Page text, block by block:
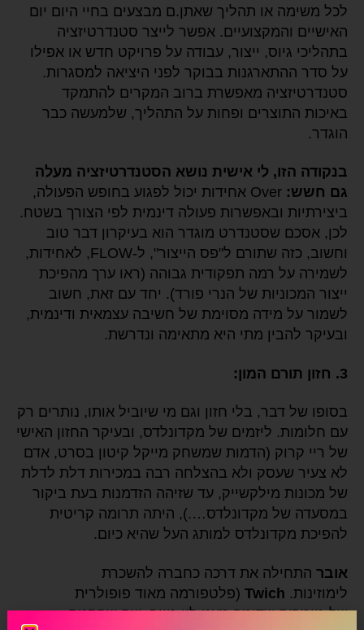
לכל משימה או תהליך שאתן.ם מבצעים בחיי היום יום
האישיים והמקצועיים. אפשר לייצר סטנדרטיזציה
בתהליכי גיוס, ייצור, עבודה על פרויקט חדש או אפילו
על סדר ההתארגנות בבוקר לפני היציאה למסגרות.
סטנדרטיזציה מאפשרת ברוב המקרים להתמקד
באיכות התוצרים ופחות על התהליך, שלמעשה כבר
הוגדר.
בנקודה הזו, לי אישית נושא הסטנדרטיזציה מעלה
גם חשש:
Over אחידות יכול לפגוע בחופש הפעולה,
ביצירתיות ובאפשרות פעולה דינמית לפי הצורך בשטח.
לכן, אסכם שסטנדרט מוגדר הוא בעיקרון דבר טוב
וחשוב, כזה שתורם ל"פס הייצור", ל-FLOW, לאחידות,
לשמירה על רמה תפקודית גבוהה (ראו ערך מהפיכת
ייצור המכוניות של הנרי פורד). יחד עם זאת, חשוב
לשמור על מידה מסוימת של חשיבה עצמאית ודינמית,
ובעיקר להבין מתי היא מתאימה ונדרשת.
3. חזון תורם המון:
בסופו של דבר, בלי חזון וגם מי שיוביל אותו, נותרים רק
עם חלומות. ליזמים של מקדונלדס, ובעיקר החזון האישי
של ריי קרוק (הדמות שמשחק מייקל קיטון בסרט, אדם
לא צעיר שעסק ולא בהצלחה רבה במכירות דלת לדלת
של מכונות מילקשייק, עד שזיהה הזדמנות בעת ביקור
במסעדה של מקדונלדס….), היתה תרומה קריטית
להפיכת מקדונלדס למותג העל שהיא כיום.
אובר התחילה את דרכה כחברה להשכרת
לימוזינות. Twich (פלטפורמה מאוד פופולרית
של גיימרים שדומה מעט ליו-טיוב, שם שחקנים